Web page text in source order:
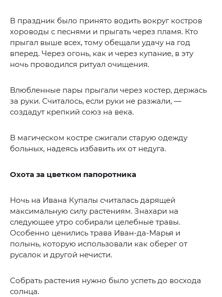
В праздник было принято водить вокруг костров
хороводы с песнями и прыгать через пламя. Кто
прыгал выше всех, тому обещали удачу на год
вперед. Через огонь, как и через купание, в эту
ночь проводился ритуал очищения.
Влюбленные пары прыгали через костер, держась
за руки. Считалось, если руки не разжали, —
создадут крепкий союз на века.
В магическом костре сжигали старую одежду
больных, надеясь избавить их от недуга.
Охота за цветком папоротника
Ночь на Ивана Купалы считалась дарящей
максимальную силу растениям. Знахари на
следующее утро собирали целебные травы.
Особенно ценились трава Иван-да-Марья и
полынь, которую использовали как оберег от
русалок и другой нечисти.
Собрать растения нужно было успеть до восхода
солнца.